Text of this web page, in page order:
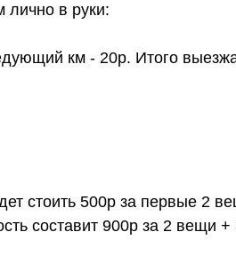
лично в руки:
км - 20р. Итого
стоить 500р за первые 2
составит 900р за 2 вещи